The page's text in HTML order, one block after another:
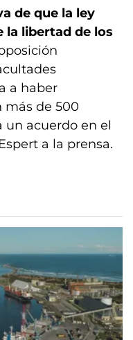
de que la ley
la libertad de los
a haber
más de 500
un acuerdo en el
a la prensa.